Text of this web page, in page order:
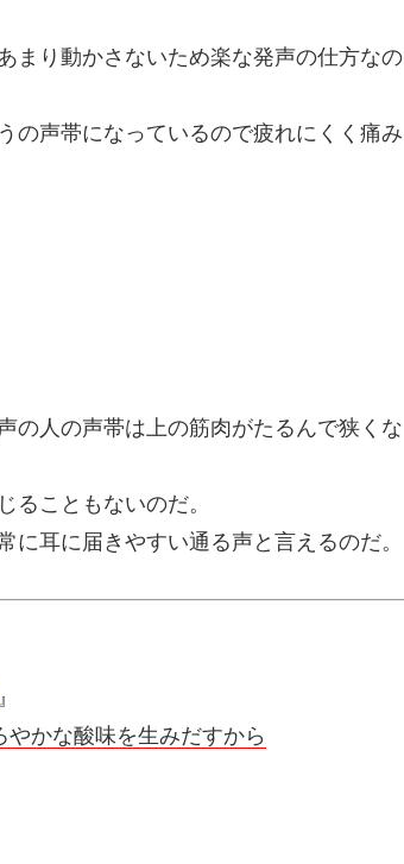
まり動かさないため楽な発声の仕方なの
の声帯になっているので疲れにくく痛み
の人の声帯は上の筋肉がたるんで狭くな
ることもないのだ。
耳に届きやすい通る声と言えるのだ。
』
かな酸味を生みだすから